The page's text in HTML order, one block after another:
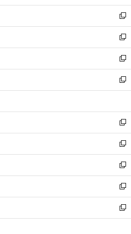
開
く
ウ
で
開
く
ン
ド
ウ
で
開
く
ウ
ィ
ン
ド
ウ
で
開
く
し
い
ウ
ィ
ン
ド
ウ
で
開
新
し
い
ウ
ィ
ン
ド
ウ
開
く
新
し
い
ウ
ィ
ン
ウ
で
開
く
新
し
い
ウ
ン
ド
ウ
で
開
く
新
し
ウ
ィ
ン
ド
ウ
で
開
く
新
し
い
ウ
ィ
ン
ド
ウ
で
開
新
し
い
ウ
ィ
ン
ド
ウ
新
し
い
ウ
ィ
ン
新
し
い
ウ
新
し